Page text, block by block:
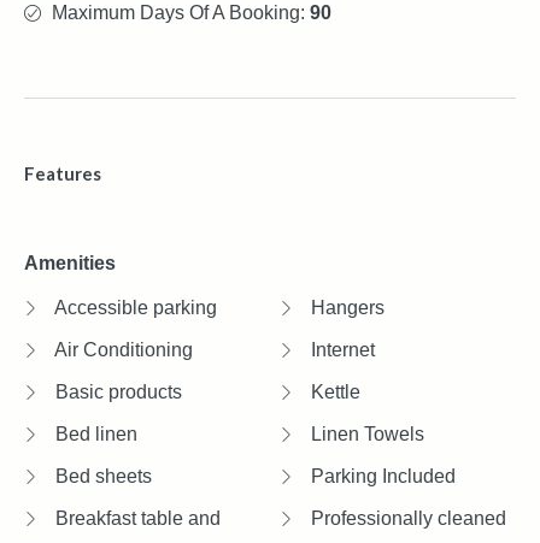
Maximum Days Of A Booking: 90
Features
Amenities
Accessible parking
Air Conditioning
Basic products
Bed linen
Bed sheets
Breakfast table and
Hangers
Internet
Kettle
Linen Towels
Parking Included
Professionally cleaned